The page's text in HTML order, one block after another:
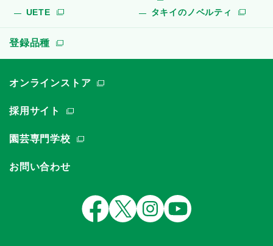
UETE タキイのノベルティ
登録品種
オンラインストア
採用サイト
園芸専門学校
お問い合わせ